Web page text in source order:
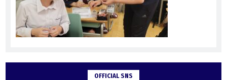
OFFICIAL SNS